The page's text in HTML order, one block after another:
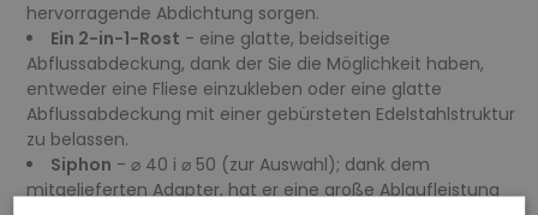
hervorragende Abdichtung sorgen.
Ein 2-in-1-Rost - eine glatte, beidseitige
Abflussabdeckung, dank der Sie die Möglichkeit haben,
entweder eine Fliese einzukleben oder eine glatte
Abflussabdeckung mit einer gebürsteten Edelstahlstruktur
zu belassen.
Siphon - ⌀ 40 i ⌀ 50 (zur Auswahl); dank dem
mitgelieferten Adapter, hat er eine große Ablaufleistung